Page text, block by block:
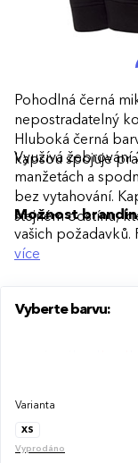
Pohodlná černá
nepostradatelný
Hluboká černá
kapsou spojuje
Využívá žebrování
manžetách a
bez vytahování.
stejném odstínu,
Možnost
vašich požadavků.
technologii potisku
více
Vyberte barvu:
Varianta
XS
Vyprodáno